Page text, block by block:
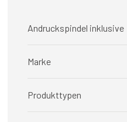
Andruckspindel inklusive
Marke
Produkttypen